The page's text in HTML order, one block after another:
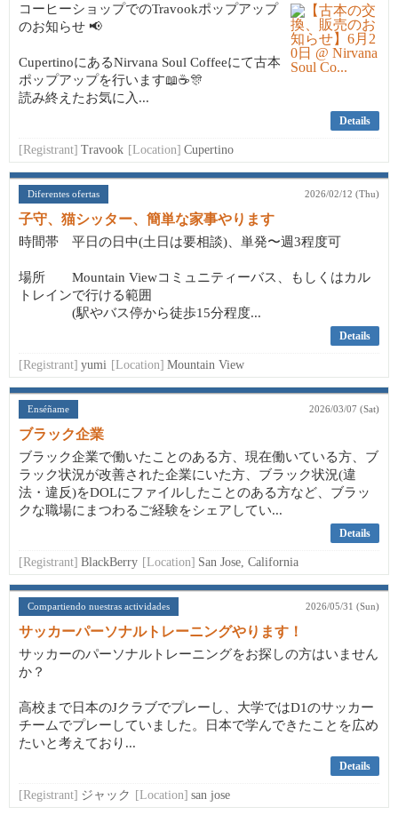
コーヒーショップでのTravookポップアップ
のお知らせ 📢
CupertinoにあるNirvana Soul Coffeeにて古本
ポップアップを行います📖☕🎊
読み終えたお気に入...
Details
[Registrant] Travook [Location] Cupertino
Diferentes ofertas 2026/02/12 (Thu)
子守、猫シッター、簡単な家事やります
時間帯 平日の日中(土日は要相談)、単発〜週3程度可
場所 Mountain Viewコミュニティーバス、もしくはカル
トレインで行ける範囲
(駅やバス停から徒歩15分程度...
Details
[Registrant] yumi [Location] Mountain View
Enséñame 2026/03/07 (Sat)
ブラック企業
ブラック企業で働いたことのある方、現在働いている方、ブ
ラック状況が改善された企業にいた方、ブラック状況(違
法・違反)をDOLにファイルしたことのある方など、ブラッ
クな職場にまつわるご経験をシェアしてい...
Details
[Registrant] BlackBerry [Location] San Jose, California
Compartiendo nuestras actividades 2026/05/31 (Sun)
サッカーパーソナルトレーニングやります！
サッカーのパーソナルトレーニングをお探しの方はいません
か？
高校まで日本のJクラブでプレーし、大学ではD1のサッカー
チームでプレーしていました。日本で学んできたことを広め
たいと考えており...
Details
[Registrant] ジャック [Location] san jose